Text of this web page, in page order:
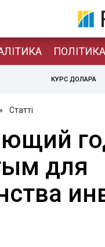
ПОЛІТИКА
КУРС ДОЛАРА
» Статті
для